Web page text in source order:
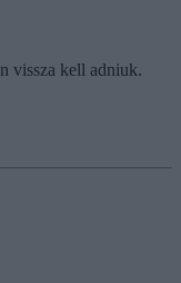
vissza kell adniuk.